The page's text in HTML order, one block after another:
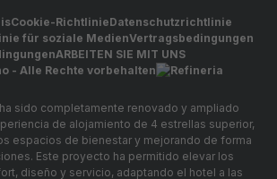
Cookie-RichtlinieDatenschutzrichtlinie
für soziale MedienVertragsbedingungen
ARBEITEN SIE MIT UNS
- Alle Rechte vorbehalten
sido completamente renovado y ampliado
de alojamiento de 4 estrellas superior,
espacios de bienestar y mejorando de forma
Este proyecto ha permitido elevar los
diseño y servicio, adaptando el hotel a las